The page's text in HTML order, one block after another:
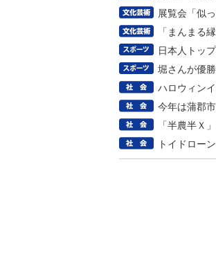
展覧会「似
「まんまる
日本人トッ
堀さんが優勝
ハロウィン
今年は蒲郡
「半農半Ｘ
トイドロー